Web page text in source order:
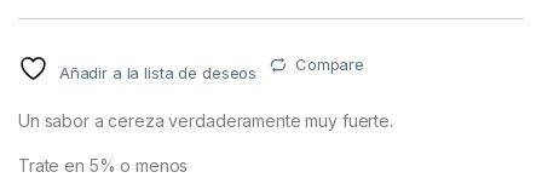
Añadir a la lista de deseos Compare
Un sabor a cereza verdaderamente muy fuerte.
Trate en 5% o menos